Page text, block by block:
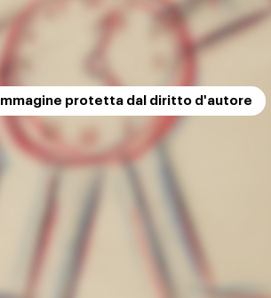
Immagine protetta dal diritto d'autore